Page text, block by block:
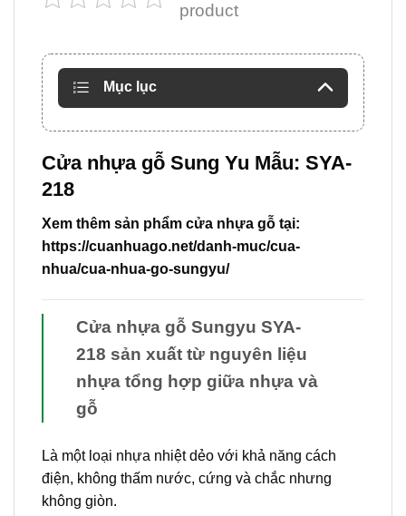
product
Mục lục
Cửa nhựa gỗ Sung Yu Mẫu: SYA-
218
Xem thêm sản phẩm cửa nhựa gỗ tại:
https://cuanhuago.net/danh-muc/cua-
nhua/cua-nhua-go-sungyu/
Cửa nhựa gỗ Sungyu SYA-
218 sản xuất từ nguyên liệu
nhựa tổng hợp giữa nhựa và
gỗ
Là một loại nhựa nhiệt dẻo với khả năng cách
điện, không thấm nước, cứng và chắc nhưng
không giòn.